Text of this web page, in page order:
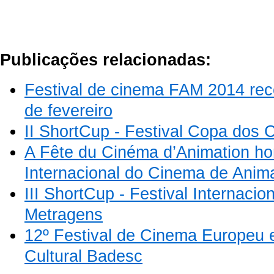
Publicações relacionadas:
Festival de cinema FAM 2014
de fevereiro
II ShortCup - Festival Copa dos
A Fête du Cinéma d’Animation
Internacional do Cinema de
III ShortCup - Festival
Metragens
12º Festival de Cinema Europeu
Cultural Badesc